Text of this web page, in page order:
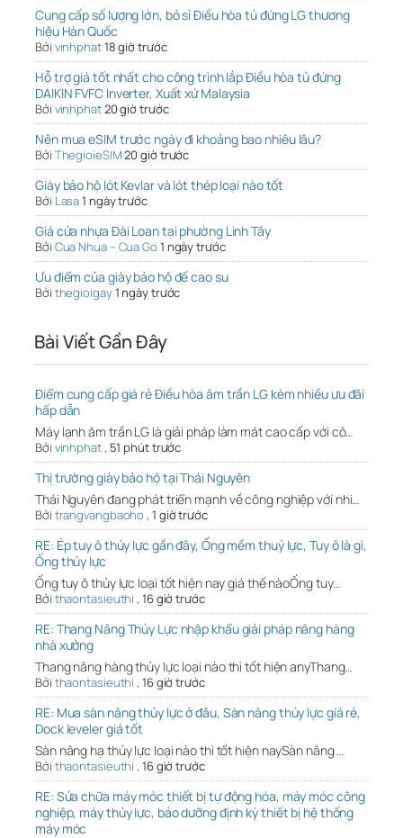
Cung cấp số lượng lớn, bỏ sỉ Điều hòa tủ đứng LG thương
hiệu Hàn Quốc
Bởi vinhphat18 giờ trước
Hỗ trợ giá tốt nhất cho công trình lắp Điều hòa tủ đứng
DAIKIN FVFC Inverter, Xuất xứ Malaysia
Bởi vinhphat20 giờ trước
Nên mua eSIM trước ngày đi khoảng bao nhiêu lâu?
Bởi ThegioieSIM20 giờ trước
Giày bảo hộ lót Kevlar và lót thép loại nào tốt
Bởi Lasa1 ngày trước
Giá cửa nhựa Đài Loan tại phường Linh Tây
Bởi Cua Nhua – Cua Go 1 ngày trước
Ưu điểm của giày bảo hộ đế cao su
Bởi thegioigay1 ngày trước
Bài Viết Gần Đây
Điểm cung cấp giá rẻ Điều hòa âm trần LG kèm nhiều ưu đãi
hấp dẫn
Máy lạnh âm trần LG là giải pháp làm mát cao cấp với cô…
Bởi vinhphat, 51 phút trước
Thị trường giày bảo hộ tại Thái Nguyên
Thái Nguyên đang phát triển mạnh về công nghiệp với nhi…
Bởi trangvangbaoho , 1 giờ trước
RE: Ép tuy ô thủy lực gần đây, Ống mềm thuỷ lực, Tuy ô là gì,
Ống thủy lực
Ống tuy ô thủy lực loại tốt hiện nay giá thế nàoỐng tuy…
Bởi thaontasieuthi , 16 giờ trước
RE: Thang Nâng Thủy Lực nhập khẩu giải pháp nâng hàng
nhà xưởng
Thang nâng hàng thủy lực loại nào thì tốt hiện anyThang…
Bởi thaontasieuthi , 16 giờ trước
RE: Mua sàn nâng thủy lực ở đâu, Sàn nâng thủy lực giá rẻ,
Dock leveler giá tốt
Sàn nâng hạ thủy lực loại nào thì tốt hiện naySàn nâng …
Bởi thaontasieuthi , 16 giờ trước
RE: Sửa chữa máy móc thiết bị tự động hóa, máy móc công
nghiệp, máy thủy lực, bảo dưỡng định kỳ thiết bị hệ thống
máy móc